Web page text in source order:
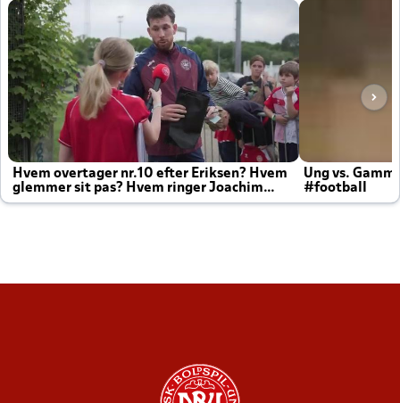
Hvem overtager nr.10 efter Eriksen? Hvem
glemmer sit pas? Hvem ringer Joachim
altid til efter kampe?
Ung vs.
#football